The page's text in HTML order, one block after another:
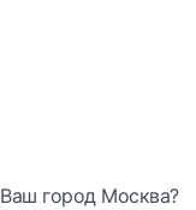
Ваш город Москва?